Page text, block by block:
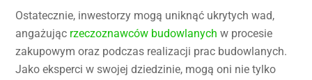
Ostatecznie, inwestorzy mogą uniknąć ukrytych wad,
angażując rzeczoznawców budowlanych w procesie
zakupowym oraz podczas realizacji prac budowlanych.
Jako eksperci w swojej dziedzinie, mogą oni nie tylko